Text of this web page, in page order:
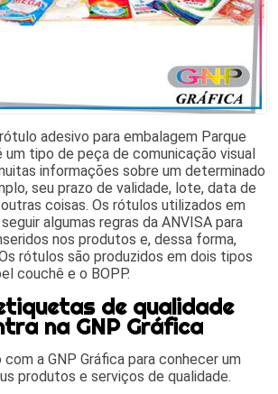
adesivo para embalagem Parque
um tipo de peça de comunicação visual
informações sobre um determinado
seu prazo de validade, lote, data de
coisas. Os rótulos utilizados em
algumas regras da ANVISA para
nos produtos e, dessa forma,
rótulos são produzidos em dois tipos
couchê e o BOPP.
de qualidade
na GNP Gráfica
a GNP Gráfica para conhecer um
produtos e serviços de qualidade.